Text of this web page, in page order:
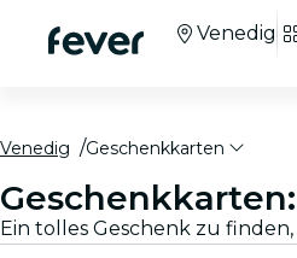
Venedig
Venedig Geschenkkarten